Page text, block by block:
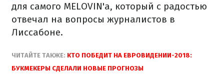
для самого MELOVIN'а, который с радостью
отвечал на вопросы журналистов в
Лиссабоне.
ЧИТАЙТЕ ТАКЖЕ: КТО ПОБЕДИТ НА ЕВРОВИДЕНИИ-2018:
БУКМЕКЕРЫ СДЕЛАЛИ НОВЫЕ ПРОГНОЗЫ